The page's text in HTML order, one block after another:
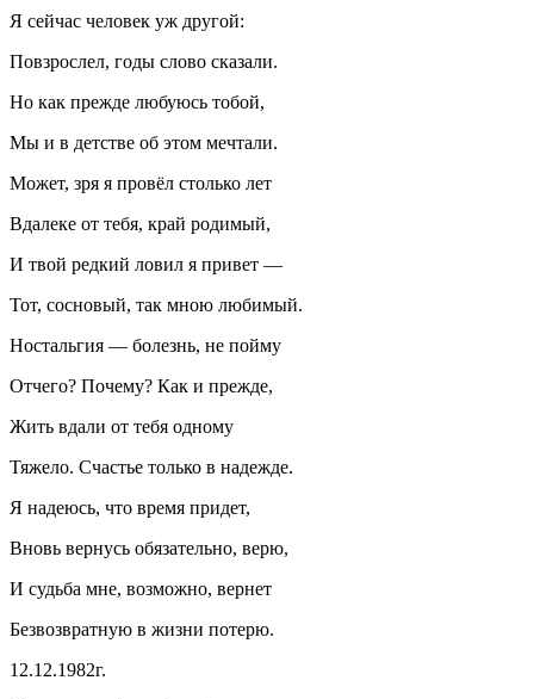
Я сейчас человек уж другой:
Повзрослел, годы слово сказали.
Но как прежде любуюсь тобой,
Мы и в детстве об этом мечтали.
Может, зря я провёл столько лет
Вдалеке от тебя, край родимый,
И твой редкий ловил я привет —
Тот, сосновый, так мною любимый.
Ностальгия — болезнь, не пойму
Отчего? Почему? Как и прежде,
Жить вдали от тебя одному
Тяжело. Счастье только в надежде.
Я надеюсь, что время придет,
Вновь вернусь обязательно, верю,
И судьба мне, возможно, вернет
Безвозвратную в жизни потерю.
12.12.1982г.